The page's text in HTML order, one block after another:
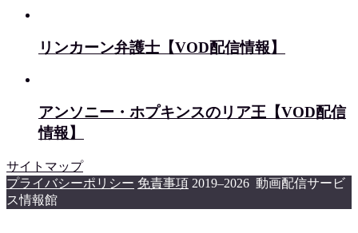
リンカーン弁護士【VOD配信情報】
アンソニー・ホプキンスのリア王【VOD配信
情報】
サイトマップ
プライバシーポリシー 免責事項 2019–2026 動画配信サービ
ス情報館